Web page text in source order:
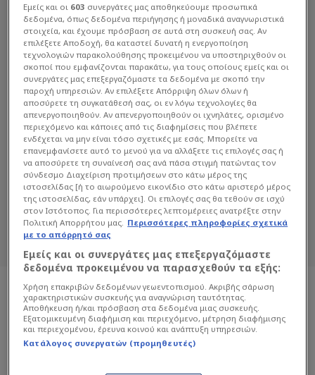
ΜΆΙΡΟΝ ΜΠΟΑΝΤΟΎ
Διαβάστε όλα τα άρθρα του Sportdog
σχετικά με το θέμα Μάιρον Μποαντού.
Sportdog: Πιστό στον φίλαθλο.
Εμείς και οι 603 συνεργάτες μας αποθηκεύουμε προσωπικά
δεδομένα, όπως δεδομένα περιήγησης ή μοναδικά αναγνωριστικά
στοιχεία, και έχουμε πρόσβαση σε αυτά στη συσκευή σας. Αν
επιλέξετε Αποδοχή, θα καταστεί δυνατή η ενεργοποίηση
τεχνολογιών παρακολούθησης προκειμένου να υποστηριχθούν οι
σκοποί που εμφανίζονται παρακάτω, για τους οποίους εμείς και οι
συνεργάτες μας επεξεργαζόμαστε τα δεδομένα με σκοπό την
παροχή υπηρεσιών. Αν επιλέξετε Απόρριψη όλων όλων ή
αποσύρετε τη συγκατάθεσή σας, οι εν λόγω τεχνολογίες θα
απενεργοποιηθούν. Αν απενεργοποιηθούν οι ιχνηλάτες, ορισμένο
περιεχόμενο και κάποιες από τις διαφημίσεις που βλέπετε
ενδέχεται να μην είναι τόσο σχετικές με εσάς. Μπορείτε να
επανεμφανίσετε αυτό το μενού για να αλλάξετε τις επιλογές σας ή
να αποσύρετε τη συναίνεσή σας ανά πάσα στιγμή πατώντας τον
σύνδεσμο Διαχείριση προτιμήσεων στο κάτω μέρος της
ιστοσελίδας [ή το αιωρούμενο εικονίδιο στο κάτω αριστερό μέρος
της ιστοσελίδας, εάν υπάρχει]. Οι επιλογές σας θα τεθούν σε ισχύ
στον Ιστότοπος. Για περισσότερες λεπτομέρειες ανατρέξτε στην
Πολιτική Απορρήτου μας. Περισσότερες πληροφορίες σχετικά
με το απόρρητό σας
Εμείς και οι συνεργάτες μας επεξεργαζόμαστε
δεδομένα προκειμένου να παρασχεθούν τα εξής:
Χρήση επακριβών δεδομένων γεωεντοπισμού. Ακριβής σάρωση
χαρακτηριστικών συσκευής για αναγνώριση ταυτότητας.
Αποθήκευση ή/και πρόσβαση στα δεδομένα μιας συσκευής.
Εξατομικευμένη διαφήμιση και περιεχόμενο, μέτρηση διαφήμισης
και περιεχομένου, έρευνα κοινού και ανάπτυξη υπηρεσιών.
Κατάλογος συνεργατών (προμηθευτές)